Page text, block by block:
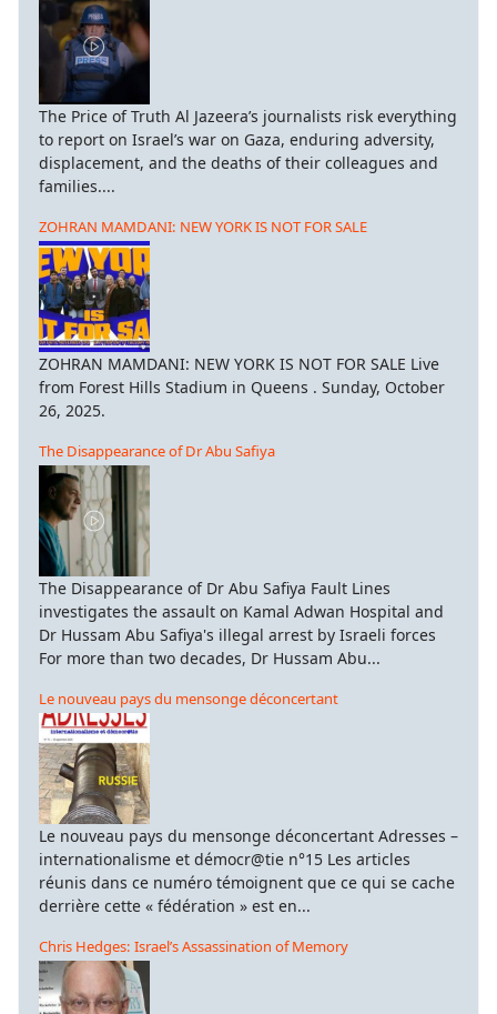
The Price of Truth Al Jazeera’s journalists risk everything
to report on Israel’s war on Gaza, enduring adversity,
displacement, and the deaths of their colleagues and
families....
ZOHRAN MAMDANI: NEW YORK IS NOT FOR SALE
ZOHRAN MAMDANI: NEW YORK IS NOT FOR SALE Live
from Forest Hills Stadium in Queens . Sunday, October
26, 2025.
The Disappearance of Dr Abu Safiya
The Disappearance of Dr Abu Safiya Fault Lines
investigates the assault on Kamal Adwan Hospital and
Dr Hussam Abu Safiya's illegal arrest by Israeli forces
For more than two decades, Dr Hussam Abu...
Le nouveau pays du mensonge déconcertant
Le nouveau pays du mensonge déconcertant Adresses –
internationalisme et démocr@tie n°15 Les articles
réunis dans ce numéro témoignent que ce qui se cache
derrière cette « fédération » est en...
Chris Hedges: Israel’s Assassination of Memory